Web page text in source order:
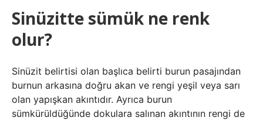
Sinüzitte sümük ne renk
olur?
Sinüzit belirtisi olan başlıca belirti burun pasajından
burnun arkasına doğru akan ve rengi yeşil veya sarı
olan yapışkan akıntıdır. Ayrıca burun
sümkürüldüğünde dokulara salınan akıntının rengi de